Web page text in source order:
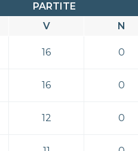
PARTITE
V N
16 0
16 0
12 0